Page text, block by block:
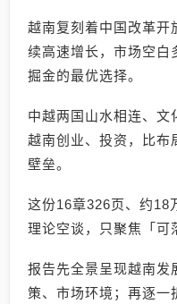
越南复刻着中国改革开
续高速增长，市场空白
掘金的最优选择。
中越两国山水相连、文
越南创业、投资，比布
壁垒。
这份16章326页、约18
理论空谈，只聚焦「可
报告先全景呈现越南发
策、市场环境；再逐一